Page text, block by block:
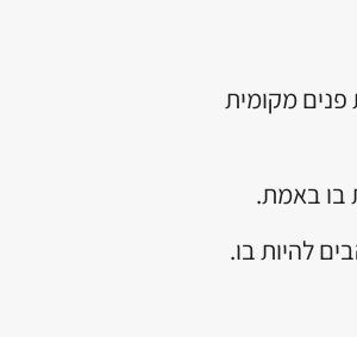
מקומית
בו באמת.
להיות בו.